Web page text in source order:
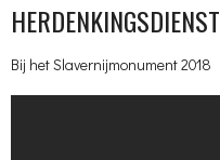
HERDENKINGSDIENST
Bij het Slavernijmonument 2018